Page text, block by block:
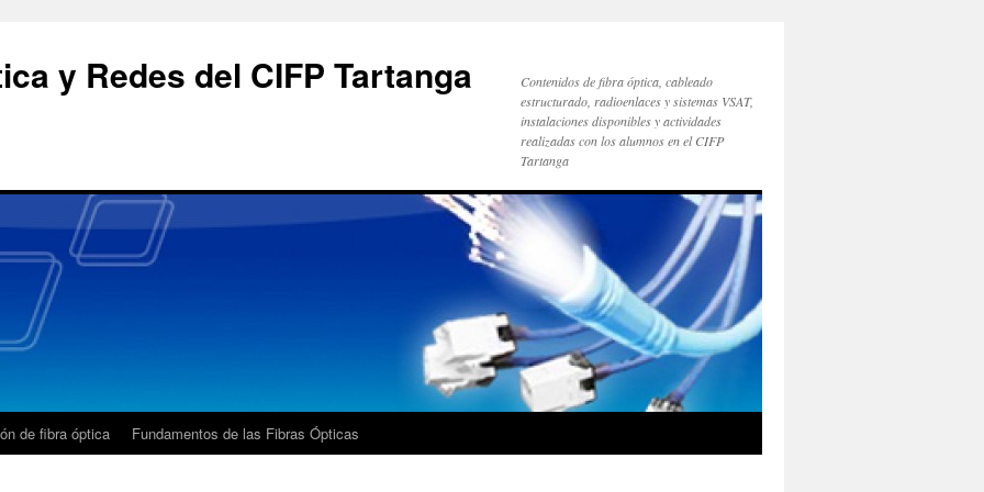
y Redes del CIFP Tartanga
Contenidos de fibra óptica, cableado
estructurado, radioenlaces y sistemas VSAT,
instalaciones disponibles y actividades
realizadas con los alumnos en el CIFP
Tartanga
de fibra óptica Fundamentos de las Fibras Ópticas